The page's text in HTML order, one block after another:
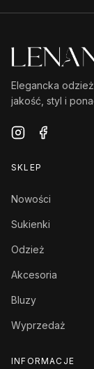
Elegancka
jakość, styl i
SKLEP
Nowości
Sukienki
Odzież
Akcesoria
Bluzy
Wyprzedaż
INFORMACJE